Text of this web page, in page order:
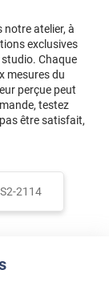
notre atelier, à
exclusives
Chaque
mesures du
perçue peut
testez
être satisfait,
2114